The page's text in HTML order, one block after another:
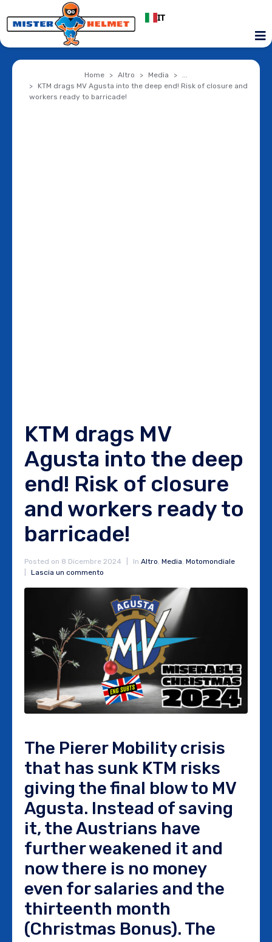
IT
Home Altro Media
...
KTM drags MV Agusta into the deep end! Risk of closure and
workers ready to barricade!
KTM drags MV
Agusta into the deep
end! Risk of closure
and workers ready to
barricade!
Posted on 8 Dicembre 2024 In Altro, Media, Motomondiale
Lascia un commento
The Pierer Mobility crisis
that has sunk KTM risks
giving the final blow to MV
Agusta. Instead of saving
it, the Austrians have
further weakened it and
now there is no money
even for salaries and the
thirteenth month
(Christmas Bonus). The